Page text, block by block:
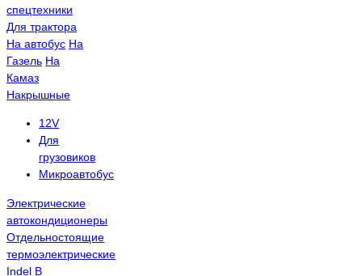
спецтехники
Для трактора
На автобус На
Газель На
Камаз
Накрышные
12V
Для
грузовиков
Микроавтобус
Электрические
автокондиционеры
Отдельностоящие
термоэлектрические
Indel B